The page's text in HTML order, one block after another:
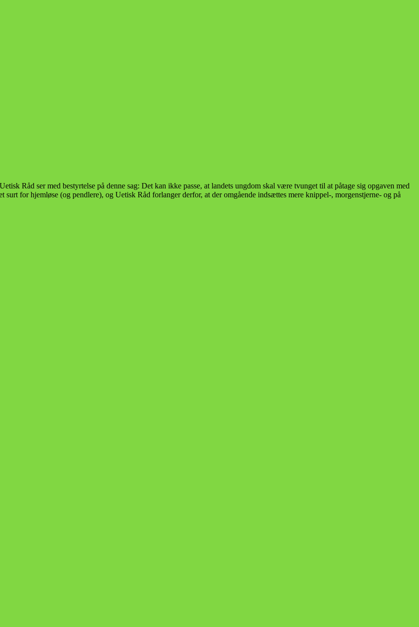
Råd ser med bestyrtelse på denne sag: Det kan ikke passe, at landets ungdom skal være tvunget til at påtage sig opgaven med
surt for hjemløse (og pendlere), og Uetisk Råd forlanger derfor, at der omgående indsættes mere knippel-, morgenstjerne- og på